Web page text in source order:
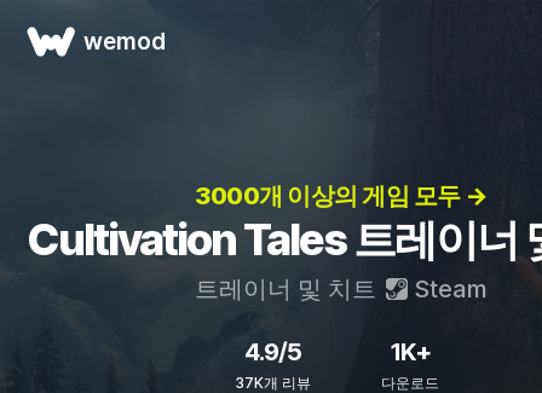
wemod
3000개 이상의 게임 모두 →
Cultivation Tales 트레이너
트레이너 및 치트 Steam
4.9/5
37K개 리뷰
1K+
다운로드